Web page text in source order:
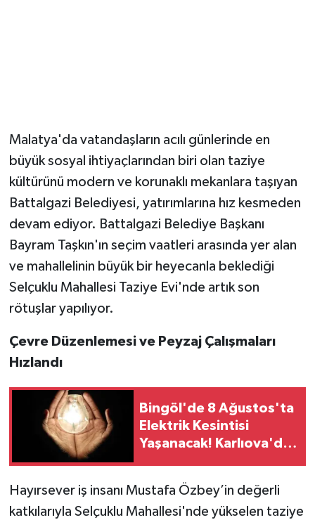
Malatya'da vatandaşların acılı günlerinde en
büyük sosyal ihtiyaçlarından biri olan taziye
kültürünü modern ve korunaklı mekanlara taşıyan
Battalgazi Belediyesi, yatırımlarına hız kesmeden
devam ediyor. Battalgazi Belediye Başkanı
Bayram Taşkın'ın seçim vaatleri arasında yer alan
ve mahallelinin büyük bir heyecanla beklediği
Selçuklu Mahallesi Taziye Evi'nde artık son
rötuşlar yapılıyor.
Çevre Düzenlemesi ve Peyzaj Çalışmaları
Hızlandı
Bingöl'de 8 Ağustos'ta
Elektrik Kesintisi
Yaşanacak! Karlıova'da
Hayırsever iş insanı Mustafa Özbey’in değerli
katkılarıyla Selçuklu Mahallesi'nde yükselen taziye